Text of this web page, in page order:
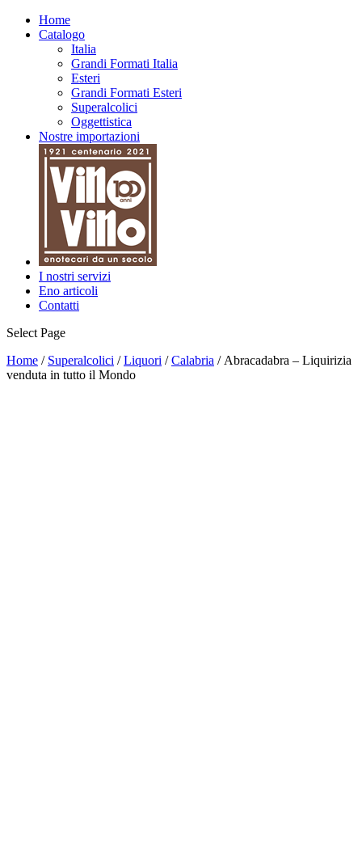
Home
Catalogo
Italia
Grandi Formati Italia
Esteri
Grandi Formati Esteri
Superalcolici
Oggettistica
Nostre importazioni
I nostri servizi
Eno articoli
Contatti
Select Page
Home / Superalcolici /Liquori /Calabria / Abracadabra – Liquirizia
venduta in tutto il Mondo